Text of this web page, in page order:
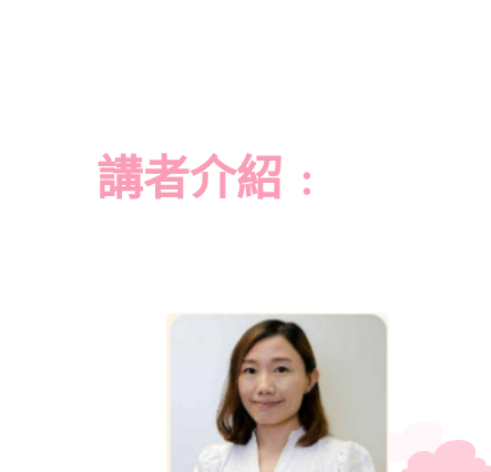
講者介紹﹕